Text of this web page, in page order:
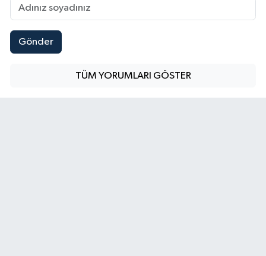
Gönder
TÜM YORUMLARI GÖSTER